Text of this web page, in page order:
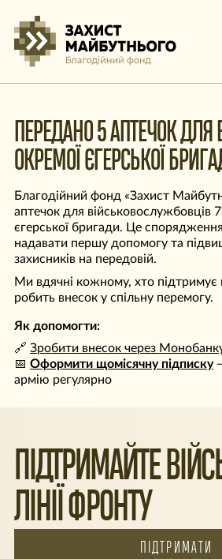
ПЕРЕДАНО 5 АПТЕЧОК ДЛЯ
ОКРЕМОЇ ЄГЕРСЬКОЇ
Благодійний фонд «Захист
аптечок для військовослужбовців
єгерської бригади. Це
надавати першу допомогу та
захисників на передовій.
Ми вдячні кожному, хто підтримує
робить внесок у спільну перемогу.
Як допомогти:
🔗 Зробити внесок через
📅 Оформити щомісячну підписку
армію регулярно
ПІДТРИМАЙТЕ
ЛІНІЇ ФРОНТУ
ПІДТРИМАТИ